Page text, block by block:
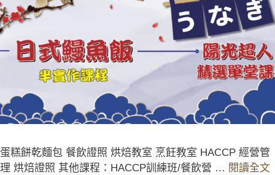
蛋糕餅乾麵包 餐飲證照 烘焙教室 烹飪教室 HACCP 經營管
理 烘焙證照 其他課程：HACCP訓練班/餐飲營 … 閱讀全文